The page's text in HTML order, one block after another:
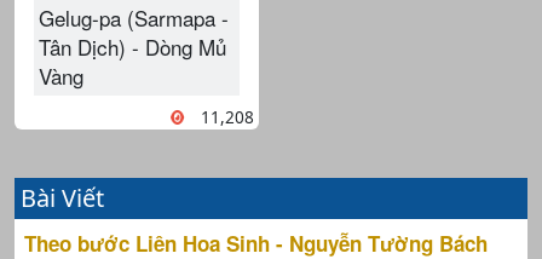
Gelug-pa (Sarmapa -
Tân Dịch) - Dòng Mủ
Vàng
11,208
Bài Viết
Theo bước Liên Hoa Sinh - Nguyễn Tường Bách